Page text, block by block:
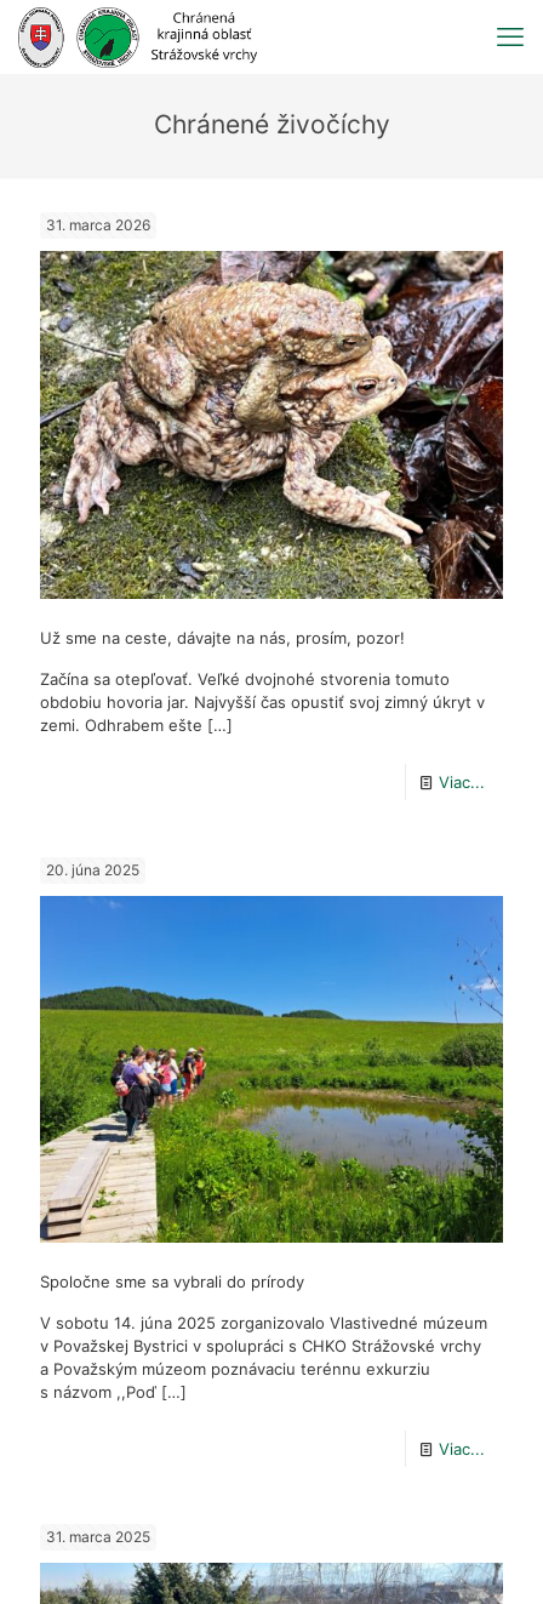
Prejsť
obsah
Chránené živočíchy
31. marca 2026
Už sme na ceste, dávajte na nás, prosím, pozor!
Začína sa otepľovať. Veľké dvojnohé stvorenia tomuto
obdobiu hovoria jar. Najvyšší čas opustiť svoj zimný úkryt v
zemi. Odhrabem ešte […]
Viac...
dávajte
na
nás,
prosím,
pozor!
20. júna 2025
Spoločne sme sa vybrali do prírody
V sobotu 14. júna 2025 zorganizovalo Vlastivedné múzeum
v Považskej Bystrici v spolupráci s CHKO Strážovské vrchy
a Považským múzeom poznávaciu terénnu exkurziu
s názvom ,,Poď […]
Viac...
vybrali
31. marca 2025